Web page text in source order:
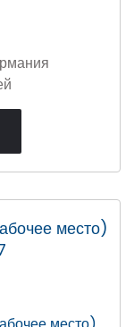
место)